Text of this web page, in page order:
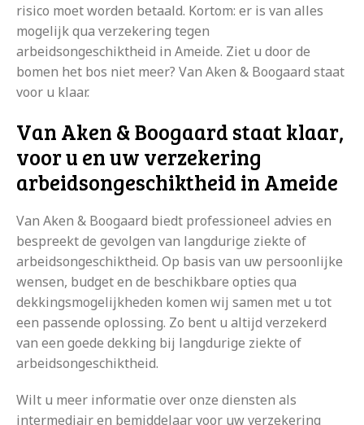
risico moet worden betaald. Kortom: er is van alles
mogelijk qua verzekering tegen
arbeidsongeschiktheid in Ameide. Ziet u door de
bomen het bos niet meer? Van Aken & Boogaard staat
voor u klaar.
Van Aken & Boogaard staat klaar,
voor u en uw verzekering
arbeidsongeschiktheid in Ameide
Van Aken & Boogaard biedt professioneel advies en
bespreekt de gevolgen van langdurige ziekte of
arbeidsongeschiktheid. Op basis van uw persoonlijke
wensen, budget en de beschikbare opties qua
dekkingsmogelijkheden komen wij samen met u tot
een passende oplossing. Zo bent u altijd verzekerd
van een goede dekking bij langdurige ziekte of
arbeidsongeschiktheid.
Wilt u meer informatie over onze diensten als
intermediair en bemiddelaar voor uw verzekering